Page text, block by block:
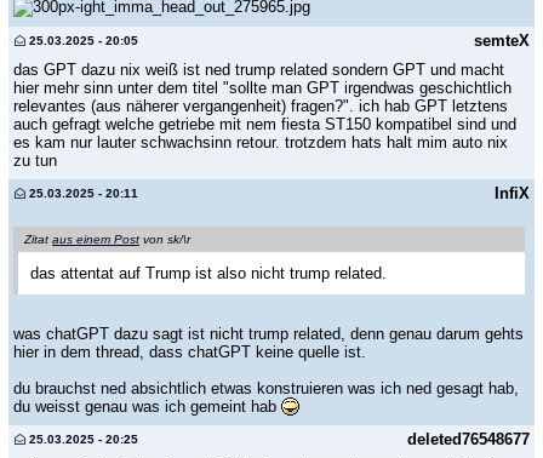
semteX
25.03.2025 - 20:05
das GPT dazu nix weiß ist ned trump related sondern GPT und macht
hier mehr sinn unter dem titel "sollte man GPT irgendwas geschichtlich
relevantes (aus näherer vergangenheit) fragen?". ich hab GPT letztens
auch gefragt welche getriebe mit nem fiesta ST150 kompatibel sind und
es kam nur lauter schwachsinn retour. trotzdem hats halt mim auto nix
zu tun
InfiX
25.03.2025 - 20:11
Zitat aus einem Post von sk/\r
das attentat auf Trump ist also nicht trump related.
was chatGPT dazu sagt ist nicht trump related, denn genau darum gehts
hier in dem thread, dass chatGPT keine quelle ist.
du brauchst ned absichtlich etwas konstruieren was ich ned gesagt hab,
du weisst genau was ich gemeint hab
deleted76548677
25.03.2025 - 20:25